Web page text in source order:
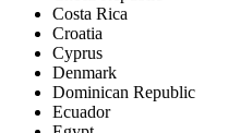
Costa Rica
Croatia
Cyprus
Denmark
Dominican Republic
Ecuador